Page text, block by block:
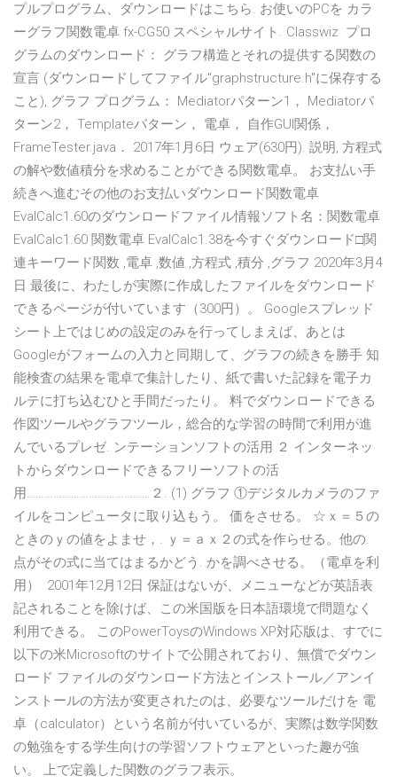
プルプログラム、ダウンロードはこちら. お使いのPCを カラ
ーグラフ関数電卓 fx-CG50 スペシャルサイト. Classwiz プロ
グラムのダウンロード： グラフ構造とそれの提供する関数の
宣言 (ダウンロードしてファイル"graphstructure.h"に保存する
こと), グラフ プログラム： Mediatorパターン1， Mediatorパ
ターン2， Templateパターン， 電卓， 自作GUI関係，
FrameTester.java． 2017年1月6日 ウェア(630円). 説明, 方程式
の解や数値積分を求めることができる関数電卓。 お支払い手
続きへ進むその他のお支払いダウンロード関数電卓
EvalCalc1.60のダウンロードファイル情報ソフト名：関数電卓
EvalCalc1.60 関数電卓 EvalCalc1.38を今すぐダウンロード□関
連キーワード関数 ,電卓 ,数値 ,方程式 ,積分 ,グラフ 2020年3月4
日 最後に、わたしが実際に作成したファイルをダウンロード
できるページが付いています（300円）。 Googleスプレッド
シート上ではじめの設定のみを行ってしまえば、あとは
Googleがフォームの入力と同期して、グラフの続きを勝手 知
能検査の結果を電卓で集計したり、紙で書いた記録を電子カ
ルテに打ち込むひと手間だったり。 料でダウンロードできる
作図ツールやグラフツール，総合的な学習の時間で利用が進
んでいるプレゼ. ンテーションソフトの活用 ２ インターネッ
トからダウンロードできるフリーソフトの活
用……………………………………２. (1) グラフ ①デジタルカメラのファ
イルをコンピュータに取り込もう。 価をさせる。 ☆ｘ＝５の
ときのｙの値をよませ，. ｙ＝ａｘ２の式を作らせる。他の.
点がその式に当てはまるかどう. かを調べさせる。（電卓を利
用） 2001年12月12日 保証はないが、メニューなどが英語表
記されることを除けば、この米国版を日本語環境で問題なく
利用できる。 このPowerToysのWindows XP対応版は、すでに
以下の米Microsoftのサイトで公開されており、無償でダウン
ロード ファイルのダウンロード方法とインストール／アンイ
ンストールの方法が変更されたのは、必要なツールだけを 電
卓（calculator）という名前が付いているが、実際は数学関数
の勉強をする学生向けの学習ソフトウェアといった趣が強
い。 上で定義した関数のグラフ表示。